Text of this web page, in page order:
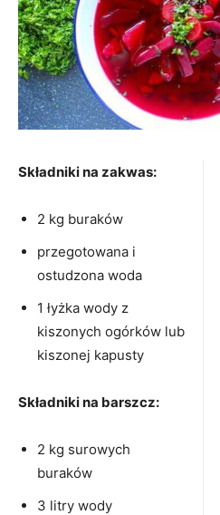
Składniki na zakwas:
2 kg buraków
przegotowana i
ostudzona woda
1 łyżka wody z
kiszonych ogórków lub
kiszonej kapusty
Składniki na barszcz:
2 kg surowych
buraków
3 litry wody